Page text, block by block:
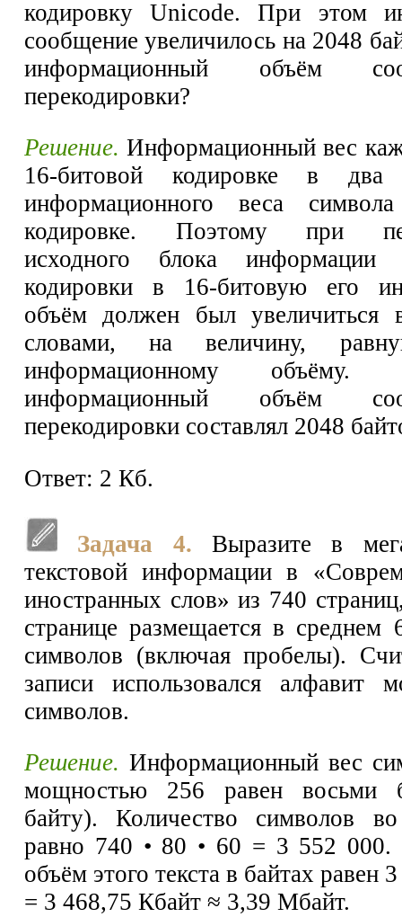
кодировку Unicode. При этом
сообщение увеличилось на 2048
информационный объём
перекодировки?
Решение. Информационный вес
16-битовой кодировке в
информационного веса
кодировке. Поэтому при
исходного блока информации
кодировки в 16-битовую его
объём должен был увеличиться
словами, на величину,
информационному объёму.
информационный объём
перекодировки составлял 2048
Ответ: 2 Кб.
Задача 4. Выразите в
текстовой информации в
иностранных слов» из 740
странице размещается в
символов (включая пробелы).
записи использовался алфавит
символов.
Решение. Информационный вес
мощностью 256 равен восьми
байту). Количество символов
равно 740 • 80 • 60 = 3 552 000.
объём этого текста в байтах равен
= 3 468,75 Кбайт ≈ 3,39 Мбайт.